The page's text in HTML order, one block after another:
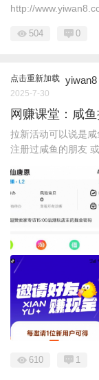
http://
504 0
点击重新加载 yiwan8
2025-7-30
网赚课堂：咸
拉新活动可以说是
注册过咸鱼的朋友
610 1